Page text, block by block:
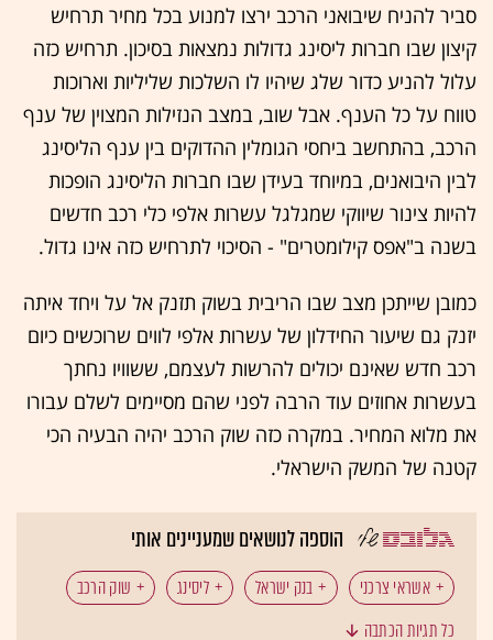
סביר להניח שיבואני הרכב ירצו למנוע בכל מחיר תרחיש
קיצון שבו חברות ליסינג גדולות נמצאות בסיכון. תרחיש כזה
עלול להניע כדור שלג שיהיו לו השלכות שליליות וארוכות
טווח על כל הענף. אבל שוב, במצב הנזילות המצוין של ענף
הרכב, בהתחשב ביחסי הגומלין ההדוקים בין ענף הליסינג
לבין היבואנים, במיוחד בעידן שבו חברות הליסינג הופכות
להיות צינור שיווקי שמגלגל עשרות אלפי כלי רכב חדשים
בשנה ב"אפס קילומטרים" - הסיכוי לתרחיש כזה אינו גדול.
כמובן שייתכן מצב שבו הריבית בשוק תזנק אל על ויחד איתה
יזנק גם שיעור החידלון של עשרות אלפי לווים שרוכשים כיום
רכב חדש שאינם יכולים להרשות לעצמם, ששוויו נחתך
בעשרות אחוזים עוד הרבה לפני שהם מסיימים לשלם עבורו
את מלוא המחיר. במקרה כזה שוק הרכב יהיה הבעיה הכי
קטנה של המשק הישראלי.
הוספה לנושאים שמעניינים אותי
אשראי צרכני בנק ישראל ליסינג
שוק הרכב
כל תגיות הכתבה